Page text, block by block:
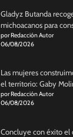
Gladyz Butanda
michoacanos para
por Redacción Autor
06/08/2026
Las mujeres
el territorio: Gaby
por Redacción Autor
06/08/2026
Concluye con éxito el